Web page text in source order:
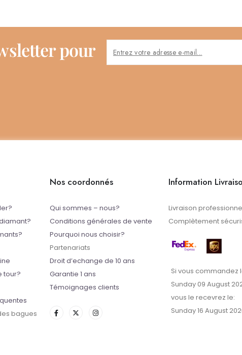
pour
tour?
bagues
Nos coordonnés
Qui sommes – nous?
Conditions générales de vente
Pourquoi nous choisir?
Partenariats
Droit d’echange de 10 ans
Garantie 1 ans
Témoignages clients
Information
Livraison
Complètement
Si vous commandez
Sunday 09 August
vous le recevrez le:
Sunday 16 August